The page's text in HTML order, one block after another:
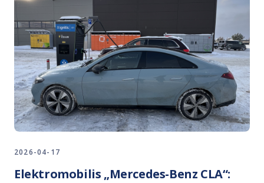
2026-04-17
Elektromobilis „Mercedes-Benz CLA“: